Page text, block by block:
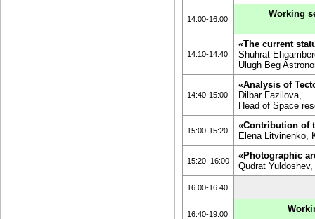
14:00-16:00 Working
14:10-14:40
«The current
Shuhrat
Ulugh Beg
14:40-15:00
«Analysis of
Dilbar Fazilova,
Head of Space
15:00-15:20
«Contribution of
Elena Litvinenko,
15:20–16:00
«Photographic
Qudrat
16.00-16.40
16:40-19:00